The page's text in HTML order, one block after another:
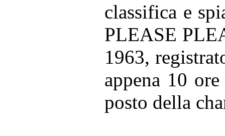
classifica e
PLEASE
1963,
appena 10
posto della